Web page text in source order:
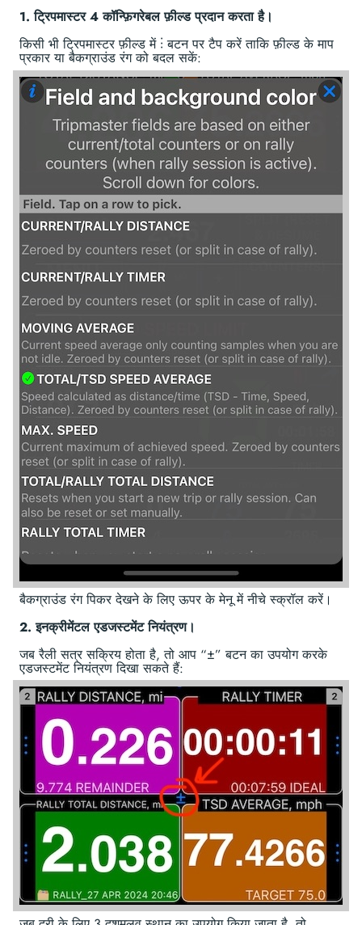
1. ट्रिपमास्टर 4 कॉन्फ़िगरेबल फ़ील्ड प्रदान करता है।
किसी भी ट्रिपमास्टर फ़ील्ड में ⋮ बटन पर टैप करें ताकि फ़ील्ड के माप
प्रकार या बैकग्राउंड रंग को बदल सकें:
बैकग्राउंड रंग पिकर देखने के लिए ऊपर के मेनू में नीचे स्क्रॉल करें।
2. इनक्रीमेंटल एडजस्टमेंट नियंत्रण।
जब रैली सत्र सक्रिय होता है, तो आप “±” बटन का उपयोग करके
एडजस्टमेंट नियंत्रण दिखा सकते हैं: